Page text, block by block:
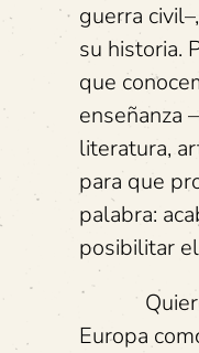
guerra
su historia.
que
enseñanza
literatura,
para que
palabra:
posibilitar
Quiero
Europa